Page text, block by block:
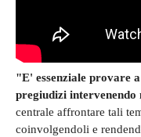
"E' essenziale provare
pregiudizi intervenendo
centrale affrontare tali
coinvolgendoli e